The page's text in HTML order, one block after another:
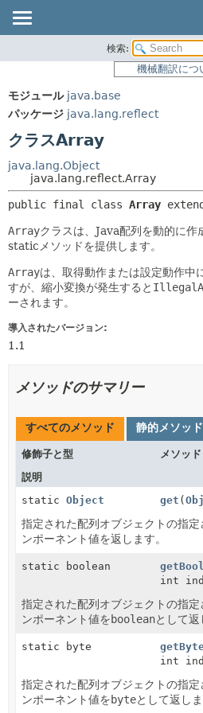
パッケージ
使用
ツリー
プレビュー
非推奨
索引
ヘルプ
サ
検索:
機械翻訳につ
モジュール java.base
パッケージ java.lang.reflect
クラスArray
java.lang.Object
java.lang.reflect.Array
public final class Array
Arrayクラスは、Java配列を動的に作
staticメソッドを提供します。
Arrayは、取得動作または設定動作中
すが、縮小変換が発生すると
ーされます。
導入されたバージョン:
1.1
メソッドのサマリー
すべてのメソッド 静的メソッド
修飾子と型
メソッド
説明
static Object get (
指定された配列オブジェクトの指
ンポーネント値を返します。
static boolean
int
指定された配列オブジェクトの指
ンポーネント値をbooleanとして返
static byte
int
指定された配列オブジェクトの指
ンポーネント値をbyteとして返しま